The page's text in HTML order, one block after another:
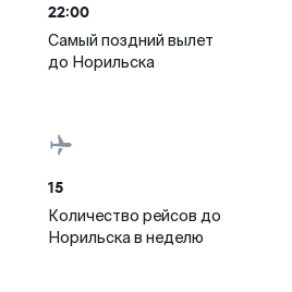
22:00
Самый поздний вылет
до Норильска
15
Количество рейсов до
Норильска в неделю